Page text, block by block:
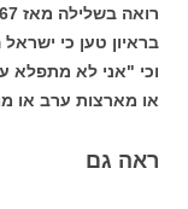
בראיון טען כי
וכי "אני לא מתפלא
או מארצות ערב או
ראה גם